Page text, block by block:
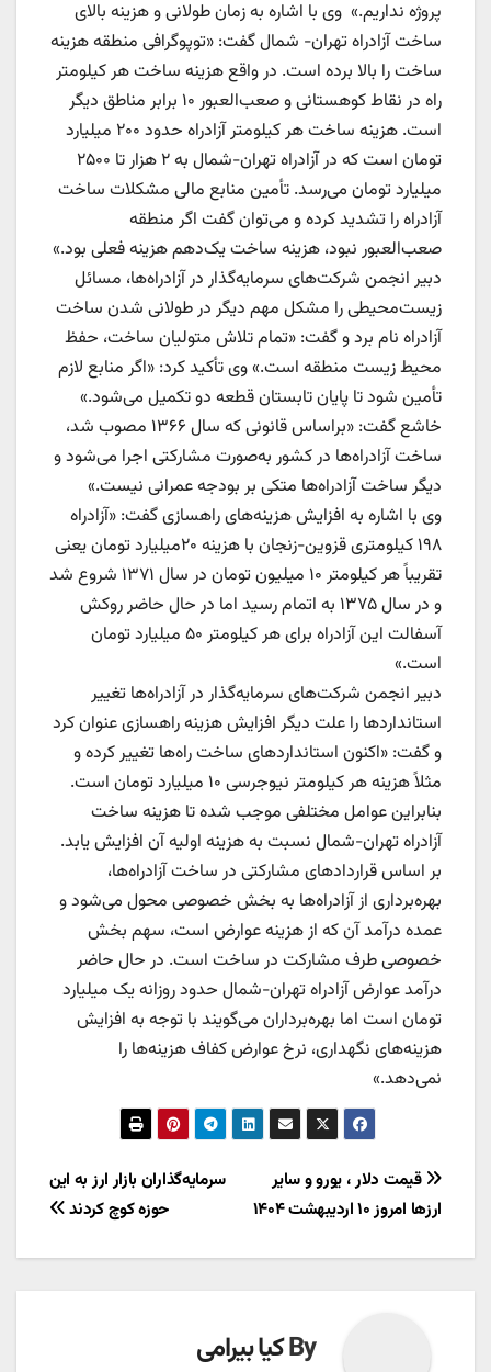
پروژه نداریم.» ‌ وی با اشاره به زمان طولانی و هزینه بالای
ساخت آزادراه تهران- شمال گفت: «توپوگرافی منطقه هزینه
ساخت را بالا برده است. در واقع هزینه ساخت هر کیلومتر
راه در نقاط کوهستانی و صعب‌العبور ۱۰ برابر مناطق دیگر
است. هزینه ساخت هر کیلومتر آزادراه حدود ۲۰۰ میلیارد
تومان است که در آزادراه تهران-‌شمال به ۲ هزار تا ۲۵۰۰
میلیارد تومان می‌رسد. تأمین منابع مالی مشکلات ساخت
آزادراه را تشدید کرده و می‌توان گفت اگر منطقه
صعب‌العبور نبود، هزینه ساخت یک‌دهم هزینه فعلی بود.»
دبیر انجمن شرکت‌های سرمایه‌گذار در آزادراه‌ها، مسائل
زیست‌محیطی را مشکل مهم دیگر در طولانی شدن ساخت
آزادراه نام برد و گفت: «تمام تلاش متولیان ساخت، حفظ
محیط زیست منطقه است.‌» وی تأکید کرد: «اگر منابع لازم
تأمین شود تا پایان تابستان قطعه دو تکمیل می‌شود.‌»
خاشع گفت: «براساس قانونی که سال ۱۳۶۶ مصوب شد،
ساخت آزادراه‌ها در کشور به‌صورت مشارکتی اجرا می‌شود و
دیگر ساخت آزادراه‌ها متکی بر بودجه عمرانی نیست.‌»
وی با اشاره به افزایش هزینه‌های راهسازی گفت: «آزادراه
۱۹۸ کیلومتری قزوین-زنجان با هزینه ۲۰میلیارد تومان یعنی
تقریباً هر کیلومتر ۱۰ میلیون تومان در سال ۱۳۷۱ شروع شد
و در سال ۱۳۷۵ به اتمام رسید اما در حال حاضر روکش
آسفالت این آزادراه برای هر کیلومتر ۵۰ میلیارد تومان
است.»‌
دبیر انجمن شرکت‌های سرمایه‌گذار در آزادراه‌ها تغییر
استانداردها را علت دیگر افزایش هزینه راهسازی عنوان کرد
و گفت: «اکنون استانداردهای ساخت راه‌ها تغییر کرده و
مثلاً هزینه هر کیلومتر نیوجرسی ۱۰ میلیارد تومان است.
بنابراین عوامل مختلفی موجب شده تا هزینه ساخت
آزادراه تهران-شمال نسبت به هزینه اولیه آن افزایش یابد.
بر اساس قراردادهای مشارکتی در ساخت آزادراه‌ها،
بهره‌برداری از آزادراه‌ها به بخش خصوصی محول می‌شود و
عمده درآمد آن که از هزینه عوارض است، سهم بخش
خصوصی طرف مشارکت در ساخت است. در حال حاضر
درآمد عوارض آزادراه تهران-شمال حدود روزانه یک میلیارد
تومان است اما بهره‌برداران می‌گویند با توجه به افزایش
هزینه‌های نگهداری، نرخ عوارض کفاف هزینه‌ها را
نمی‌دهد.»
راهبری
نوشته
سرمایه‌گذاران بازار ارز به این
حوزه کوچ کردند
قیمت دلار ، یورو و سایر
ارزها امروز ۱۰ اردیبهشت ۱۴۰۴
Byکیا بیرامی